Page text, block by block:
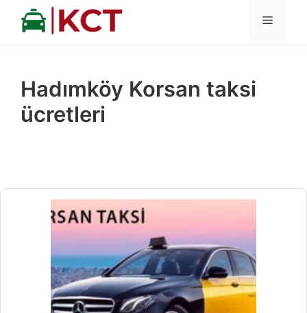
İçeriğe
MENÜ
Hadımköy Korsan taksi
ücretleri